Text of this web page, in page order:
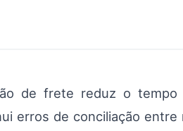
de frete reduz o
erros de conciliação